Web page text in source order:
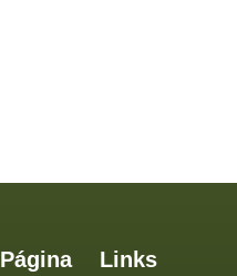
Página Links